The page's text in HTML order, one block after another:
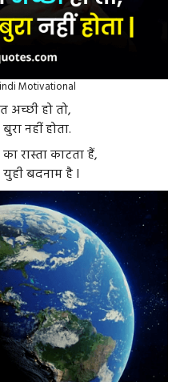
Motivational
अच्छी हो तो,
नहीं होता.
रास्ता काटता हैं,
युही बदनाम है I